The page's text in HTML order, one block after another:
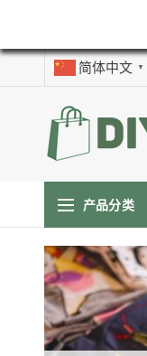
简体中文 ▼
产品分类